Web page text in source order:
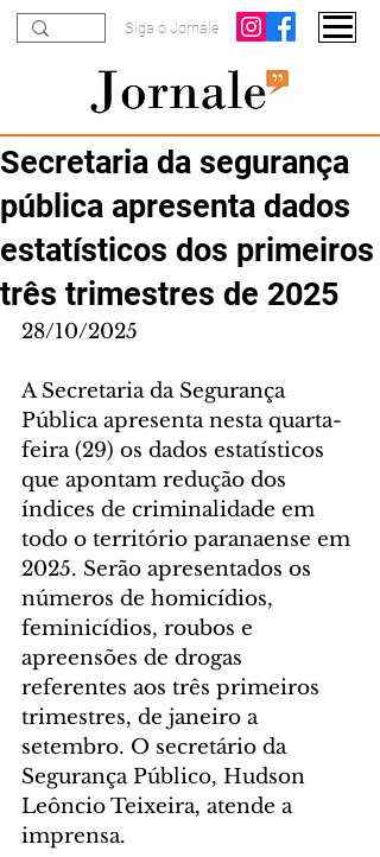
Siga o Jornale
Secretaria da segurança
pública apresenta dados
estatísticos dos primeiros
três trimestres de 2025
28/10/2025
A Secretaria da Segurança
Pública apresenta nesta quarta-
feira (29) os dados estatísticos
que apontam redução dos
índices de criminalidade em
todo o território paranaense em
2025. Serão apresentados os
números de homicídios,
feminicídios, roubos e
apreensões de drogas
referentes aos três primeiros
trimestres, de janeiro a
setembro. O secretário da
Segurança Público, Hudson
Leôncio Teixeira, atende a
imprensa.